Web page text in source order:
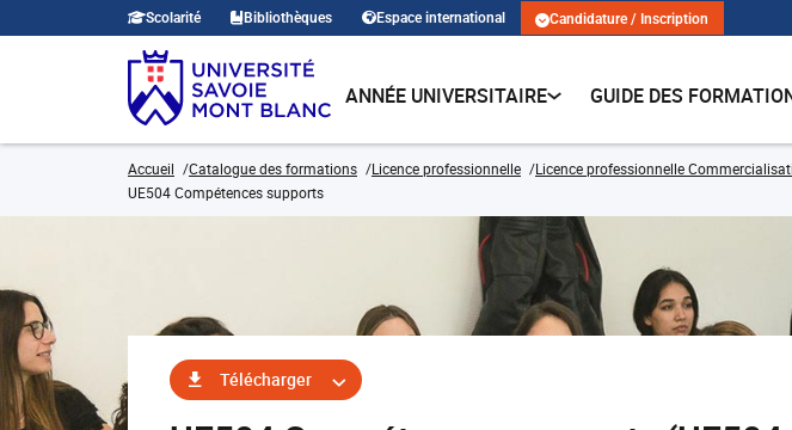
Scolarité Bibliothèques Espace international Candidature / Inscription
ANNÉE UNIVERSITAIRE GUIDE DES
Accueil Catalogue des formations Licence professionnelle Licence professionnelle
UE504 Compétences supports
Télécharger